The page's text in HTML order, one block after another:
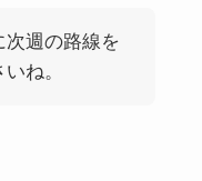
次週の路線を
ね。